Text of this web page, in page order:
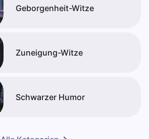
Geborgenheit-Witze
Zuneigung-Witze
Schwarzer Humor